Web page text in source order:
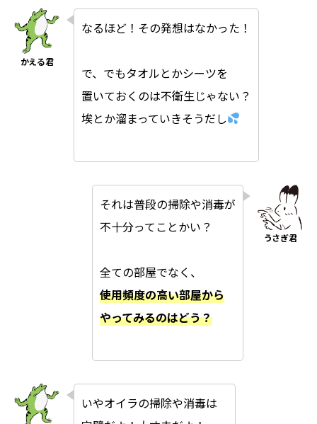
なるほど！その発想はなかった！
で、でもタオルとかシーツを
置いておくのは不衛生じゃない？
埃とか溜まっていきそうだし
それは普段の掃除や消毒が
不十分ってことかい？
全ての部屋でなく、
使用頻度の高い部屋から
やってみるのはどう？
いやオイラの掃除や消毒は